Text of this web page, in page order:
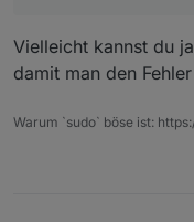
Vielleicht kannst du
damit man den
Warum `sudo` böse ist: